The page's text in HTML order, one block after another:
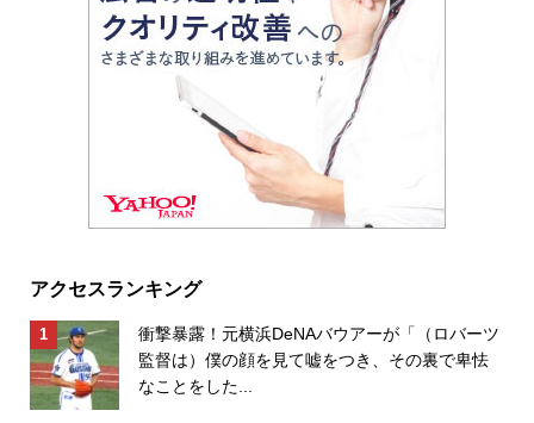
アクセスランキング
衝撃暴露！元横浜DeNAバウアーが「（ロバーツ
監督は）僕の顔を見て嘘をつき、その裏で卑怯
なことをした...